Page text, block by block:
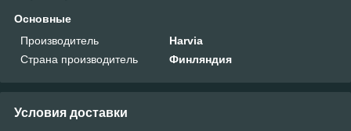
Основные
Производитель
Harvia
Страна производитель
Финляндия
Условия доставки